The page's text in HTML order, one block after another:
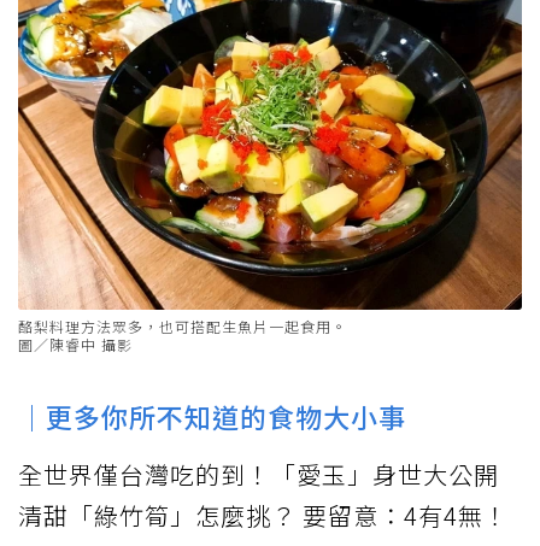
酪梨料理方法眾多，也可搭配生魚片一起食用。
圖／陳睿中 攝影
｜更多你所不知道的食物大小事
全世界僅台灣吃的到！「愛玉」身世大公開
清甜「綠竹筍」怎麼挑？ 要留意：4有4無！